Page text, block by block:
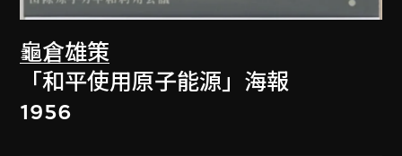
龜倉雄策
「和平使用原子能源」海報
1956